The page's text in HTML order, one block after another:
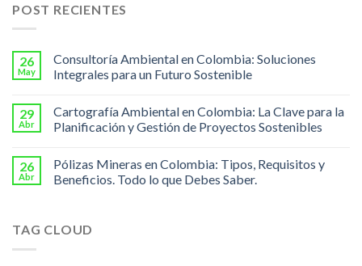
POST RECIENTES
26
May
Consultoría Ambiental en Colombia: Soluciones
Integrales para un Futuro Sostenible
29
Abr
Cartografía Ambiental en Colombia: La Clave para la
Planificación y Gestión de Proyectos Sostenibles
26
Abr
Pólizas Mineras en Colombia: Tipos, Requisitos y
Beneficios. Todo lo que Debes Saber.
TAG CLOUD